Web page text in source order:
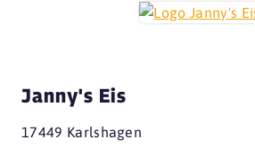
Janny's Eis
17449 Karlshagen